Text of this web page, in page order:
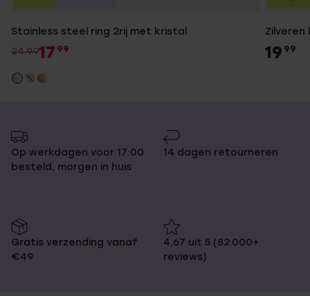
Stainless steel ring 2rij met kristal
24.9917 99 19 99
Op werkdagen voor 17:00
besteld, morgen in huis
14 dagen retourneren
Gratis verzending vanaf
€49
4,67 uit 5 (82.000+
reviews)